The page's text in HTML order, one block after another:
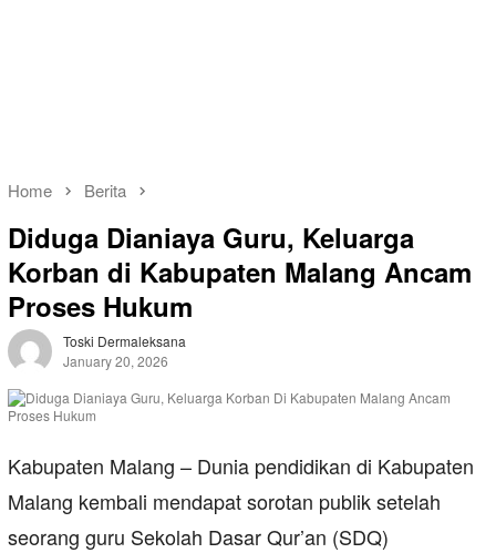
Home Berita
Diduga Dianiaya Guru, Keluarga
Korban di Kabupaten Malang Ancam
Proses Hukum
Toski Dermaleksana
January 20, 2026
Kabupaten Malang – Dunia pendidikan di Kabupaten
Malang kembali mendapat sorotan publik setelah
seorang guru Sekolah Dasar Qur’an (SDQ)